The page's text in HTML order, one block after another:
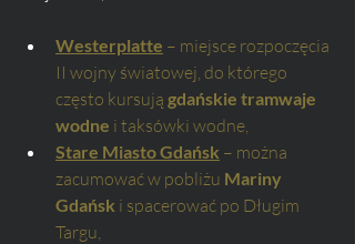
Westerplatte – miejsce rozpoczęcia
II wojny światowej, do którego
często kursują gdańskie tramwaje
wodne i taksówki wodne,
Stare Miasto Gdańsk – można
zacumować w pobliżu Mariny
Gdańsk i spacerować po Długim
Targu,